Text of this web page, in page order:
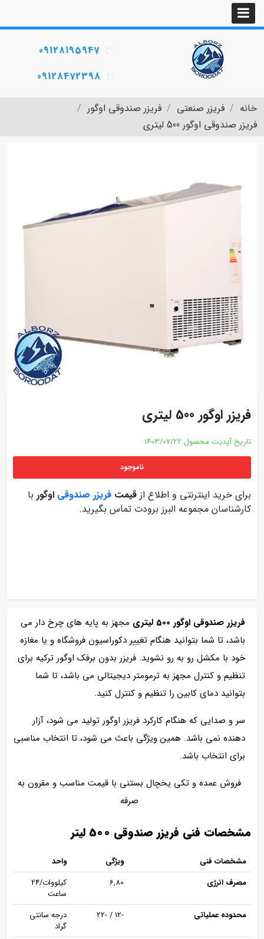
09128195947
09128472398
خانه فریزر صنعتی
فریزر صندوقی اوگور
فریزر صندوقی اوگور 500 لیتری
فریزر اوگور 500 لیتری
تاریخ آپدیت محصول 1403/07/22
ناموجود
برای خرید اینترنتی و اطلاع از قیمت فریزر صندوقی اوگور با
کارشناسان مجموعه البرز برودت تماس بگیرید.
فریزر صندوقی اوگور 500 لیتری
مجهز به پایه های چرخ دار می
باشد، تا شما بتوانید هنگام تغییر دکوراسیون فروشگاه و یا مغازه
خود با مکشل رو به رو نشوید. فریزر بدون برفک اوگور ترکیه برای
تنظیم و کنترل مجهز به ترمومتر دیجیتالی می باشد، تا شما
بتوانید دمای کابین را تنظیم و کنترل کنید.
سر و صدایی که هنگام کارکرد فریزر اوگور تولید می شود، آزار
دهنده نمی باشد. همین ویژگی باعث می شود، تا انتخاب مناسبی
برای انتخاب باشد.
فروش عمده و تکی یخچال بستنی با قیمت مناسب و مقرون به
صرفه
مشخصات فنی فریزر صندوقی 500 لیتر
مشخصات فنی ویژگی
واحد
مصرف انرژی
6,80
کیلووات/24
ساعت
محدوده عملیاتی
-12 / -22
درجه سانتی
گراد